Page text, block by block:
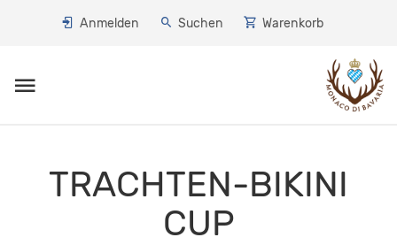
Anmelden Suchen Warenkorb
Toggle navigation
TRACHTEN-BIKINI
CUP